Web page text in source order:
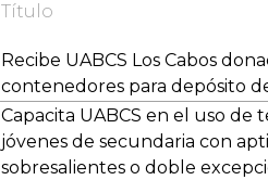
Título
Recibe UABCS Los Cabos
contenedores para depósito
Capacita UABCS en el uso de
jóvenes de secundaria con
sobresalientes o doble